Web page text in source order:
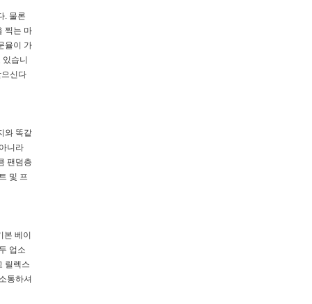
. 물론
찍는 마
율이 가
습니
신다
와 똑같
니라
팬덤층
및 프
베이
업소
릴렉스
통하셔